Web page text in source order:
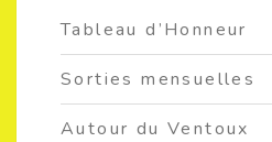
Tableau d’Honneur
Sorties mensuelles
Autour du Ventoux